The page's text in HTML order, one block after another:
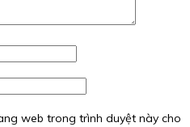
web trong trình duyệt này cho